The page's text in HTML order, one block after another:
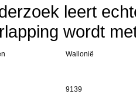
leert
wordt
Wallonië
9139